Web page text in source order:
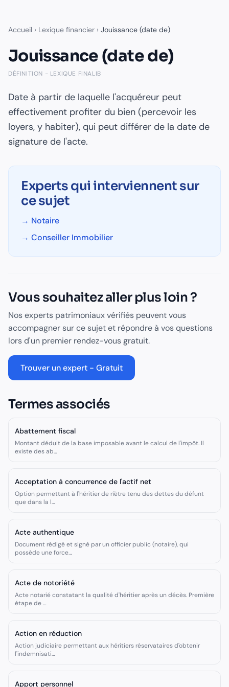
Accueil › Lexique financier › Jouissance (date de)
Jouissance (date de)
DÉFINITION - LEXIQUE FINALIB
Date à partir de laquelle l'acquéreur peut
effectivement profiter du bien (percevoir les
loyers, y habiter), qui peut différer de la date de
signature de l'acte.
Experts qui interviennent sur
ce sujet
→ Notaire
→ Conseiller Immobilier
Vous souhaitez aller plus loin ?
Nos experts patrimoniaux vérifiés peuvent vous
accompagner sur ce sujet et répondre à vos questions
lors d'un premier rendez-vous gratuit.
Trouver un expert - Gratuit
Termes associés
Abattement fiscal
Montant déduit de la base imposable avant le calcul de l'impôt. Il
existe des ab…
Acceptation à concurrence de l'actif net
Option permettant à l'héritier de n'être tenu des dettes du défunt
que dans la l…
Acte authentique
Document rédigé et signé par un officier public (notaire), qui
possède une force…
Acte de notoriété
Acte notarié constatant la qualité d'héritier après un décès. Première
étape de…
Action en réduction
Action judiciaire permettant aux héritiers réservataires d'obtenir
l'indemnisati…
Apport personnel